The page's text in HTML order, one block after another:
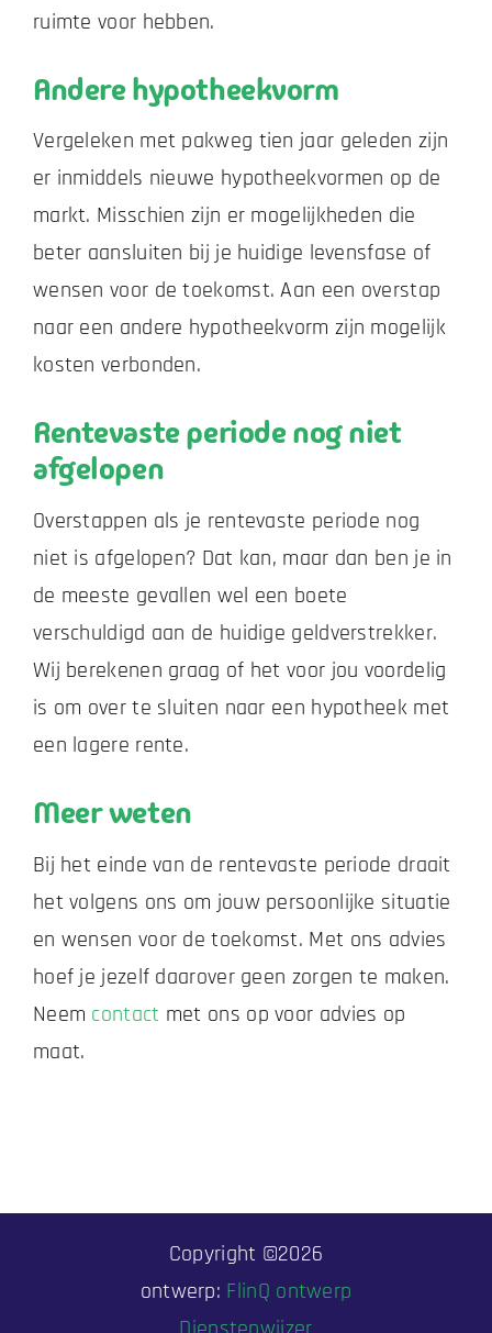
ruimte voor hebben.
Andere hypotheekvorm
Vergeleken met pakweg tien jaar geleden zijn
er inmiddels nieuwe hypotheekvormen op de
markt. Misschien zijn er mogelijkheden die
beter aansluiten bij je huidige levensfase of
wensen voor de toekomst. Aan een overstap
naar een andere hypotheekvorm zijn mogelijk
kosten verbonden.
Rentevaste periode nog niet
afgelopen
Overstappen als je rentevaste periode nog
niet is afgelopen? Dat kan, maar dan ben je in
de meeste gevallen wel een boete
verschuldigd aan de huidige geldverstrekker.
Wij berekenen graag of het voor jou voordelig
is om over te sluiten naar een hypotheek met
een lagere rente.
Meer weten
Bij het einde van de rentevaste periode draait
het volgens ons om jouw persoonlijke situatie
en wensen voor de toekomst. Met ons advies
hoef je jezelf daarover geen zorgen te maken.
Neem contact met ons op voor advies op
maat.
Copyright ©2026
ontwerp: FlinQ ontwerp